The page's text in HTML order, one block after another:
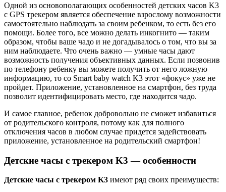
Одной из основополагающих особенностей детских часов K3
с GPS трекером является обеспечение взрослому возможности
самостоятельно наблюдать за своим ребенком, то есть без его
помощи. Более того, все можно делать инкогнито — таким
образом, чтобы ваше чадо и не догадывалось о том, что вы за
ним наблюдаете. Что очень важно — умные часы дают
возможность получения объективных данных. Если позвонив
по телефону ребенку вы можете получить от него ложную
информацию, то со Smart baby watch K3 этот «фокус» уже не
пройдет. Приложение, установленное на смартфон, без труда
позволит идентифицировать место, где находится чадо.
И самое главное, ребенок добровольно не сможет избавиться
от родительского контроля, потому как для полного
отключения часов в любом случае придется задействовать
приложение, установленное на родительский смартфон!
Детские часы с трекером K3 — особенности
Детские часы с трекером K3 имеют ряд своих преимуществ: